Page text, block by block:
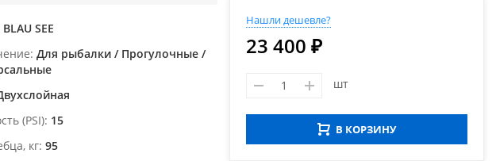
BLAU SEE
Для рыбалки / Прогулочные /
(PSI) 15
кг 95
Нашли дешевле?
23 400 ₽
шт
В КОРЗИНУ